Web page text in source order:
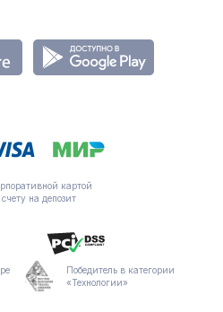
картой
на депозит
Победитель в категории
«Технологии»